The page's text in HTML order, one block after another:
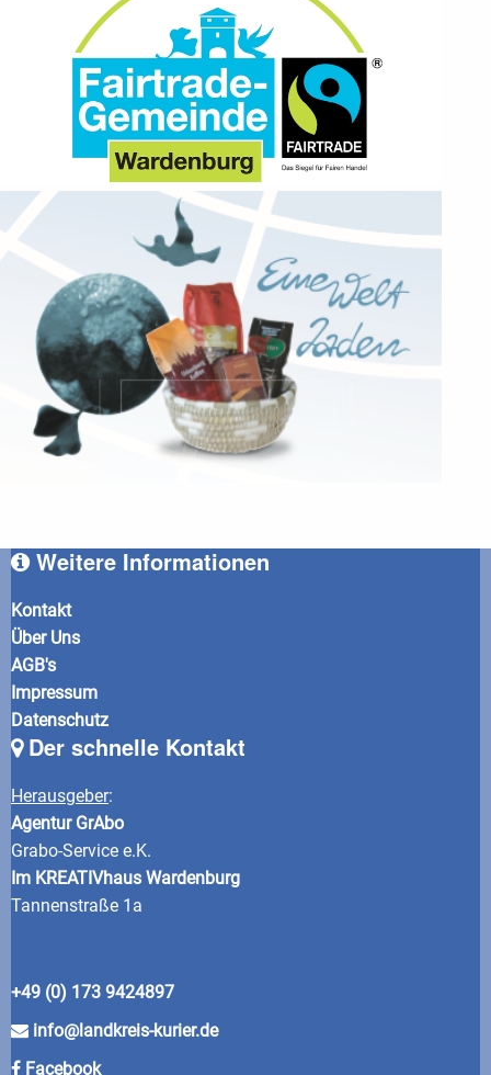
Weitere Informationen
Kontakt
Über Uns
AGB's
Impressum
Datenschutz
Der schnelle Kontakt
Herausgeber:
Agentur GrAbo
Grabo-Service e.K.
Im KREATIVhaus Wardenburg
Tannenstraße 1a
+49 (0) 173 9424897
info@landkreis-kurier.de
Facebook